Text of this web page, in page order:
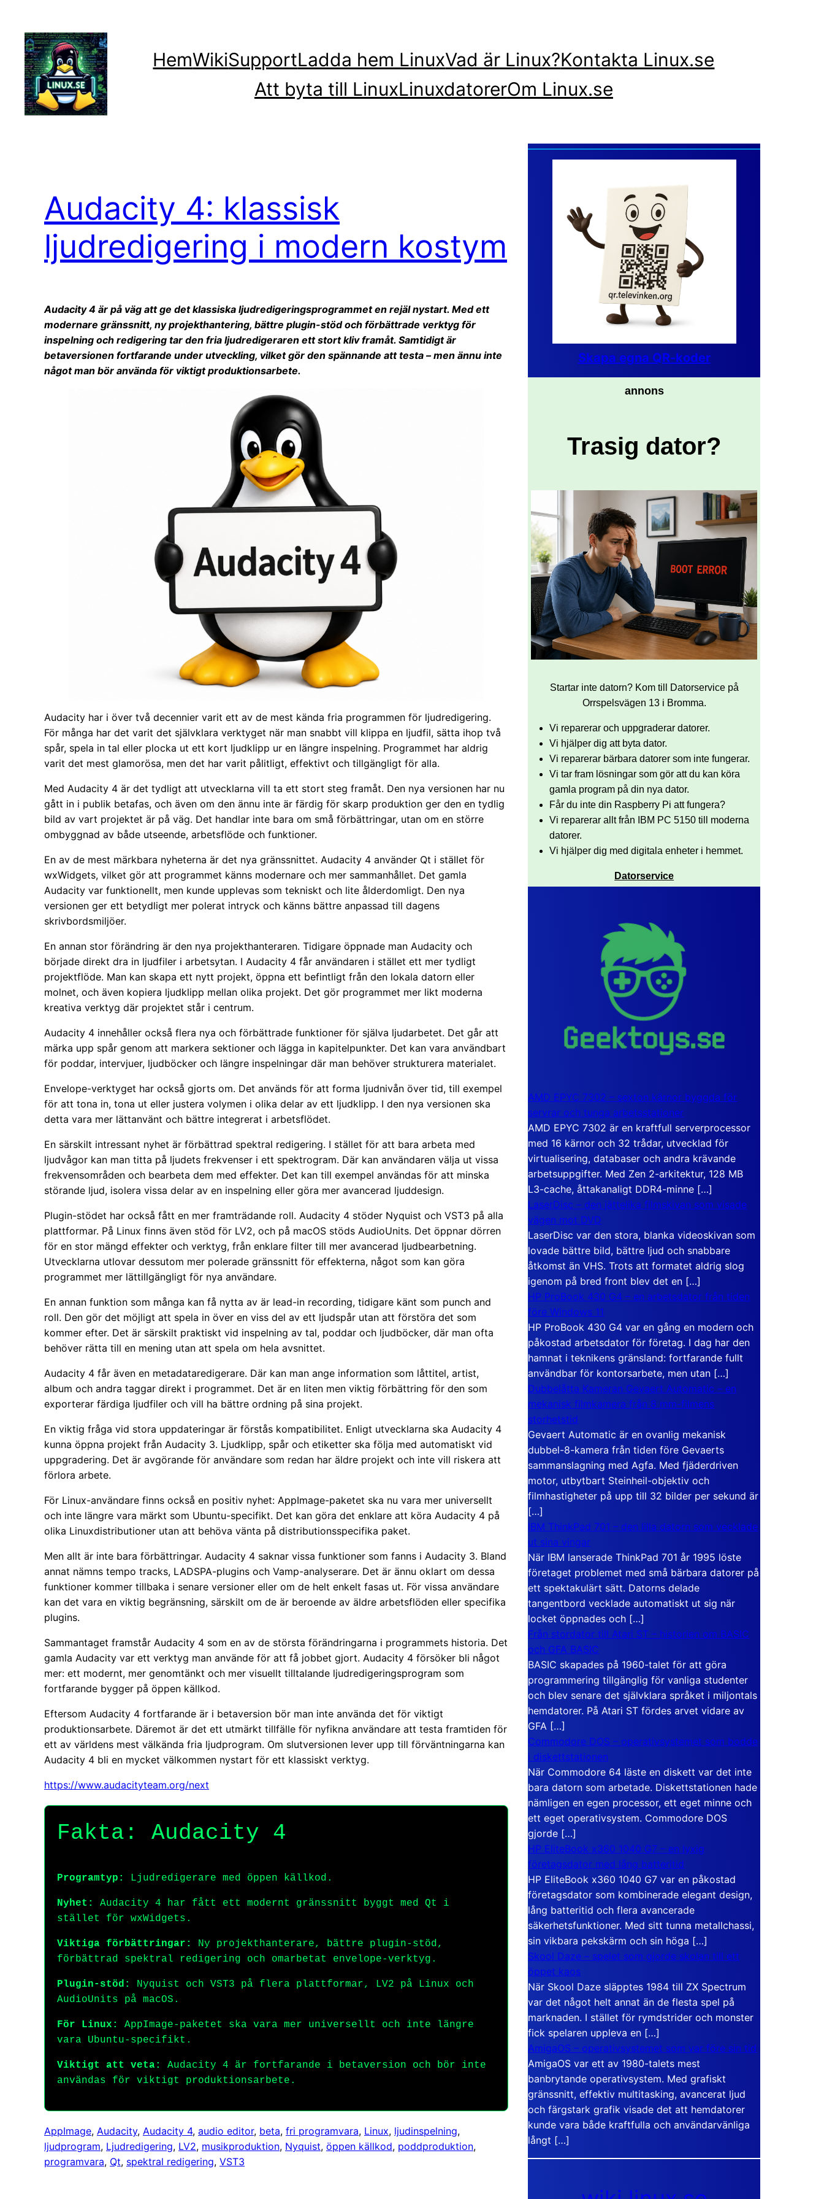
innehåll
HemWikiSupportLadda hem LinuxVad är Linux?Kontakta Linux.se
Att byta till LinuxLinuxdatorerOm Linux.se
Audacity 4: klassisk
ljudredigering i modern kostym
Audacity 4 är på väg att ge det klassiska ljudredigeringsprogrammet en rejäl nystart. Med ett
modernare gränssnitt, ny projekthantering, bättre plugin-stöd och förbättrade verktyg för
inspelning och redigering tar den fria ljudredigeraren ett stort kliv framåt. Samtidigt är
betaversionen fortfarande under utveckling, vilket gör den spännande att testa – men ännu inte
något man bör använda för viktigt produktionsarbete.
Audacity har i över två decennier varit ett av de mest kända fria programmen för ljudredigering.
För många har det varit det självklara verktyget när man snabbt vill klippa en ljudfil, sätta ihop två
spår, spela in tal eller plocka ut ett kort ljudklipp ur en längre inspelning. Programmet har aldrig
varit det mest glamorösa, men det har varit pålitligt, effektivt och tillgängligt för alla.
Med Audacity 4 är det tydligt att utvecklarna vill ta ett stort steg framåt. Den nya versionen har nu
gått in i publik betafas, och även om den ännu inte är färdig för skarp produktion ger den en tydlig
bild av vart projektet är på väg. Det handlar inte bara om små förbättringar, utan om en större
ombyggnad av både utseende, arbetsflöde och funktioner.
En av de mest märkbara nyheterna är det nya gränssnittet. Audacity 4 använder Qt i stället för
wxWidgets, vilket gör att programmet känns modernare och mer sammanhållet. Det gamla
Audacity var funktionellt, men kunde upplevas som tekniskt och lite ålderdomligt. Den nya
versionen ger ett betydligt mer polerat intryck och känns bättre anpassad till dagens
skrivbordsmiljöer.
En annan stor förändring är den nya projekthanteraren. Tidigare öppnade man Audacity och
började direkt dra in ljudfiler i arbetsytan. I Audacity 4 får användaren i stället ett mer tydligt
projektflöde. Man kan skapa ett nytt projekt, öppna ett befintligt från den lokala datorn eller
molnet, och även kopiera ljudklipp mellan olika projekt. Det gör programmet mer likt moderna
kreativa verktyg där projektet står i centrum.
Audacity 4 innehåller också flera nya och förbättrade funktioner för själva ljudarbetet. Det går att
märka upp spår genom att markera sektioner och lägga in kapitelpunkter. Det kan vara användbart
för poddar, intervjuer, ljudböcker och längre inspelningar där man behöver strukturera materialet.
Envelope-verktyget har också gjorts om. Det används för att forma ljudnivån över tid, till exempel
för att tona in, tona ut eller justera volymen i olika delar av ett ljudklipp. I den nya versionen ska
detta vara mer lättanvänt och bättre integrerat i arbetsflödet.
En särskilt intressant nyhet är förbättrad spektral redigering. I stället för att bara arbeta med
ljudvågor kan man titta på ljudets frekvenser i ett spektrogram. Där kan användaren välja ut vissa
frekvensområden och bearbeta dem med effekter. Det kan till exempel användas för att minska
störande ljud, isolera vissa delar av en inspelning eller göra mer avancerad ljuddesign.
Plugin-stödet har också fått en mer framträdande roll. Audacity 4 stöder Nyquist och VST3 på alla
plattformar. På Linux finns även stöd för LV2, och på macOS stöds AudioUnits. Det öppnar dörren
för en stor mängd effekter och verktyg, från enklare filter till mer avancerad ljudbearbetning.
Utvecklarna utlovar dessutom mer polerade gränssnitt för effekterna, något som kan göra
programmet mer lättillgängligt för nya användare.
En annan funktion som många kan få nytta av är lead-in recording, tidigare känt som punch and
roll. Den gör det möjligt att spela in över en viss del av ett ljudspår utan att förstöra det som
kommer efter. Det är särskilt praktiskt vid inspelning av tal, poddar och ljudböcker, där man ofta
behöver rätta till en mening utan att spela om hela avsnittet.
Audacity 4 får även en metadataredigerare. Där kan man ange information som låttitel, artist,
album och andra taggar direkt i programmet. Det är en liten men viktig förbättring för den som
exporterar färdiga ljudfiler och vill ha bättre ordning på sina projekt.
En viktig fråga vid stora uppdateringar är förstås kompatibilitet. Enligt utvecklarna ska Audacity 4
kunna öppna projekt från Audacity 3. Ljudklipp, spår och etiketter ska följa med automatiskt vid
uppgradering. Det är avgörande för användare som redan har äldre projekt och inte vill riskera att
förlora arbete.
För Linux-användare finns också en positiv nyhet: AppImage-paketet ska nu vara mer universellt
och inte längre vara märkt som Ubuntu-specifikt. Det kan göra det enklare att köra Audacity 4 på
olika Linuxdistributioner utan att behöva vänta på distributionsspecifika paket.
Men allt är inte bara förbättringar. Audacity 4 saknar vissa funktioner som fanns i Audacity 3. Bland
annat nämns tempo tracks, LADSPA-plugins och Vamp-analyserare. Det är ännu oklart om dessa
funktioner kommer tillbaka i senare versioner eller om de helt enkelt fasas ut. För vissa användare
kan det vara en viktig begränsning, särskilt om de är beroende av äldre arbetsflöden eller specifika
plugins.
Sammantaget framstår Audacity 4 som en av de största förändringarna i programmets historia. Det
gamla Audacity var ett verktyg man använde för att få jobbet gjort. Audacity 4 försöker bli något
mer: ett modernt, mer genomtänkt och mer visuellt tilltalande ljudredigeringsprogram som
fortfarande bygger på öppen källkod.
Eftersom Audacity 4 fortfarande är i betaversion bör man inte använda det för viktigt
produktionsarbete. Däremot är det ett utmärkt tillfälle för nyfikna användare att testa framtiden för
ett av världens mest välkända fria ljudprogram. Om slutversionen lever upp till förväntningarna kan
Audacity 4 bli en mycket välkommen nystart för ett klassiskt verktyg.
https://www.audacityteam.org/next
Fakta: Audacity 4
Programtyp: Ljudredigerare med öppen källkod.
Nyhet:
Audacity 4 har fått ett modernt gränssnitt byggt med Qt i
stället för wxWidgets.
Viktiga förbättringar:
Ny projekthanterare, bättre plugin-stöd,
förbättrad spektral redigering och omarbetat envelope-verktyg.
Plugin-stöd:
Nyquist och VST3 på flera plattformar, LV2 på Linux och
AudioUnits på macOS.
För Linux:
AppImage-paketet ska vara mer universellt och inte längre
vara Ubuntu-specifikt.
Viktigt att veta:
Audacity 4 är fortfarande i betaversion och bör inte
användas för viktigt produktionsarbete.
AppImage, Audacity, Audacity 4, audio editor, beta, fri programvara, Linux, ljudinspelning
ljudprogram, Ljudredigering, LV2, musikproduktion, Nyquist, öppen källkod, poddproduktion
programvara, Qt, spektral redigering, VST3
Skapa egna QR-koder
annons
Trasig dator?
Startar inte datorn? Kom till Datorservice på
Orrspelsvägen 13 i Bromma.
Vi reparerar och uppgraderar datorer.
Vi hjälper dig att byta dator.
Vi reparerar bärbara datorer som inte fungerar.
Vi tar fram lösningar som gör att du kan köra
gamla program på din nya dator.
Får du inte din Raspberry Pi att fungera?
Vi reparerar allt från IBM PC 5150 till moderna
datorer.
Vi hjälper dig med digitala enheter i hemmet.
Datorservice
AMD EPYC 7302 – sexton kärnor byggda för
servrar och tunga arbetsstationer
AMD EPYC 7302 är en kraftfull serverprocessor
med 16 kärnor och 32 trådar, utvecklad för
virtualisering, databaser och andra krävande
arbetsuppgifter. Med Zen 2-arkitektur, 128 MB
L3-cache, åttakanaligt DDR4-minne […]
LaserDisc – den jättelika filmskivan som visade
vägen mot DVD
LaserDisc var den stora, blanka videoskivan som
lovade bättre bild, bättre ljud och snabbare
åtkomst än VHS. Trots att formatet aldrig slog
igenom på bred front blev det en […]
HP ProBook 430 G4 – en arbetsdator från tiden
före Windows 11
HP ProBook 430 G4 var en gång en modern och
påkostad arbetsdator för företag. I dag har den
hamnat i teknikens gränsland: fortfarande fullt
användbar för kontorsarbete, men utan […]
Dubbelåtta Kameran Gevaert Automatic – en
mekanisk filmkamera från 8 mm-filmens
storhetstid
Gevaert Automatic är en ovanlig mekanisk
dubbel-8-kamera från tiden före Gevaerts
sammanslagning med Agfa. Med fjäderdriven
motor, utbytbart Steinheil-objektiv och
filmhastigheter på upp till 32 bilder per sekund är
[…]
IBM ThinkPad 701 – den lilla datorn som vecklade
ut sina vingar
När IBM lanserade ThinkPad 701 år 1995 löste
företaget problemet med små bärbara datorer på
ett spektakulärt sätt. Datorns delade
tangentbord vecklade automatiskt ut sig när
locket öppnades och […]
Från stordator till Atari ST – historien om BASIC
och GFA BASIC
BASIC skapades på 1960-talet för att göra
programmering tillgänglig för vanliga studenter
och blev senare det självklara språket i miljontals
hemdatorer. På Atari ST fördes arvet vidare av
GFA […]
Commodore DOS – operativsystemet som bodde
i diskettstationen
När Commodore 64 läste en diskett var det inte
bara datorn som arbetade. Diskettstationen hade
nämligen en egen processor, ett eget minne och
ett eget operativsystem. Commodore DOS
gjorde […]
HP EliteBook x360 1040 G7 – en lyxig
företagsdator med lång batteritid
HP EliteBook x360 1040 G7 var en påkostad
företagsdator som kombinerade elegant design,
lång batteritid och flera avancerade
säkerhetsfunktioner. Med sitt tunna metallchassi,
sin vikbara pekskärm och sin höga […]
Skool Daze – spelet som gjorde skolan till ett
öppet kaos
När Skool Daze släpptes 1984 till ZX Spectrum
var det något helt annat än de flesta spel på
marknaden. I stället för rymdstrider och monster
fick spelaren uppleva en […]
AmigaOS – operativsystemet som var före sin tid
AmigaOS var ett av 1980-talets mest
banbrytande operativsystem. Med grafiskt
gränssnitt, effektiv multitasking, avancerat ljud
och färgstark grafik visade det att hemdatorer
kunde vara både kraftfulla och användarvänliga
långt […]